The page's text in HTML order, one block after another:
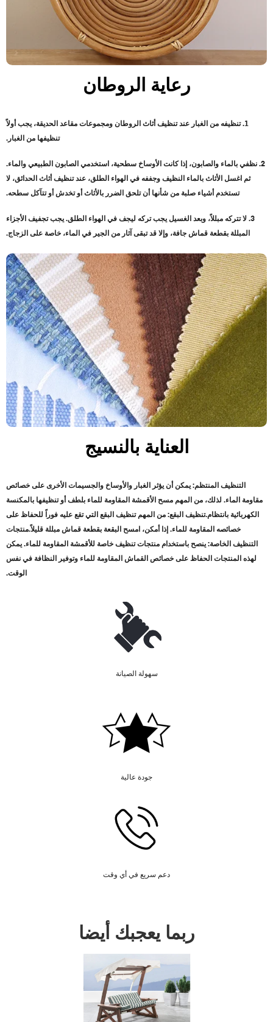
رعاية الروطان
1. تنظيفه من الغبار عند تنظيف أثاث الروطان ومجموعات مقاعد الحديقة، يجب أولاً
تنظيفها من الغبار.
2. نظفي بالماء والصابون، إذا كانت الأوساخ سطحية، استخدمي الصابون الطبيعي والماء.
ثم اغسل الأثاث بالماء النظيف وجففه في الهواء الطلق، عند تنظيف أثاث الحدائق، لا
تستخدم أشياء صلبة من شأنها أن تلحق الضرر بالأثاث أو تخدش أو تتآكل سطحه.
3. لا تتركه مبللاً، وبعد الغسيل يجب تركه ليجف في الهواء الطلق. يجب تجفيف الأجزاء
المبللة بقطعة قماش جافة، وإلا قد تبقى آثار من الجير في الماء، خاصة على الزجاج.
العناية بالنسيج
التنظيف المنتظم: يمكن أن يؤثر الغبار والأوساخ والجسيمات الأخرى على خصائص
مقاومة الماء. لذلك، من المهم مسح الأقمشة المقاومة للماء بلطف أو تنظيفها بالمكنسة
الكهربائية بانتظام.تنظيف البقع: من المهم تنظيف البقع التي تقع عليه فوراً للحفاظ على
خصائصه المقاومة للماء. إذا أمكن، امسح البقعة بقطعة قماش مبللة قليلاً.منتجات
التنظيف الخاصة: ينصح باستخدام منتجات تنظيف خاصة للأقمشة المقاومة للماء. يمكن
لهذه المنتجات الحفاظ على خصائص القماش المقاومة للماء وتوفير النظافة في نفس
الوقت.
سهولة الصيانة
جودة عالية
دعم سريع في أي وقت
ربما يعجبك أيضا